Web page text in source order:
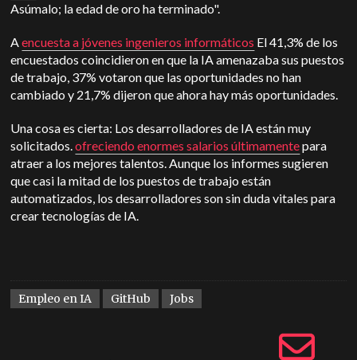
Asúmalo; la edad de oro ha terminado".
Aencuesta a jóvenes ingenieros informáticos El 41,3% de los
encuestados coincidieron en que la IA amenazaba sus puestos
de trabajo, 37% votaron que las oportunidades no han
cambiado y 21,7% dijeron que ahora hay más oportunidades.
Una cosa es cierta: Los desarrolladores de IA están muy
solicitados.ofreciendo enormes salarios últimamentepara
atraer a los mejores talentos. Aunque los informes sugieren
que casi la mitad de los puestos de trabajo están
automatizados, los desarrolladores son sin duda vitales para
crear tecnologías de IA.
Empleo en IA GitHub Jobs